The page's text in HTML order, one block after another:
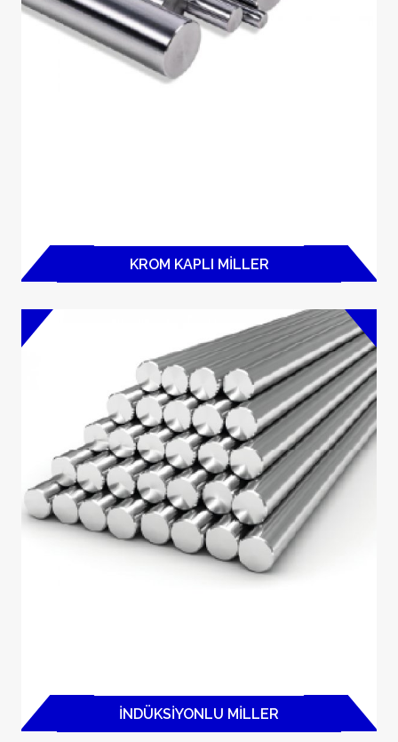
KROM KAPLI MILLER
İNDÜKSIYONLU MILLER
Ürünler